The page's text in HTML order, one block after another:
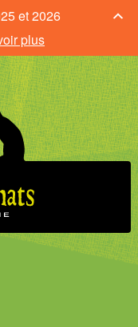
et 2026
plus